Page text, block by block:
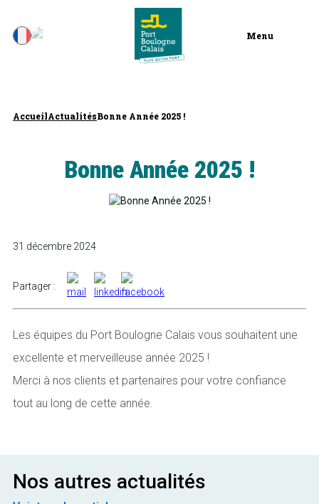
Menu
AccueilActualitésBonne Année 2025 !
Bonne Année 2025 !
31 décembre 2024
Partager :
Les équipes du Port Boulogne Calais vous souhaitent une
excellente et merveilleuse année 2025 !
Merci à nos clients et partenaires pour votre confiance
tout au long de cette année.
Nos autres actualités